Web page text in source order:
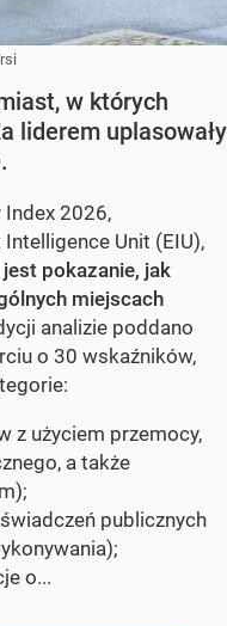
w których
liderem uplasowały
2026,
Unit (EIU),
pokazanie, jak
miejscach
analizie poddano
o 30 wskaźników,
z użyciem przemocy,
a także
publicznych
o...